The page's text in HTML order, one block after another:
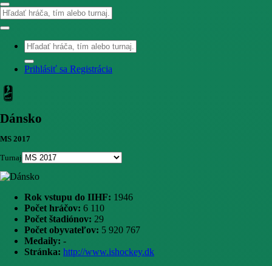
Prihlásiť sa Registrácia
Dánsko
MS 2017
Turnaj
Rok vstupu do IIHF: 1946
Počet hráčov: 6 110
Počet štadiónov: 29
Počet obyvateľov: 5 920 767
Medaily: -
Stránka: http://www.ishockey.dk